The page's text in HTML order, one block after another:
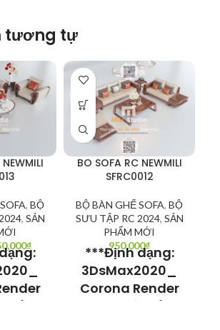
tương tự
, BỘ
, SẢN
₫
sử
BO SOFA RC NEWMILI
SFRC0012
BỘ BÀN GHẾ SOFA, BỘ
SƯU TẬP RC 2024, SẢN
PHẨM MỚI
950,000₫
***Định dạng:
3DsMax2020_
Corona Render
Model có thể sử